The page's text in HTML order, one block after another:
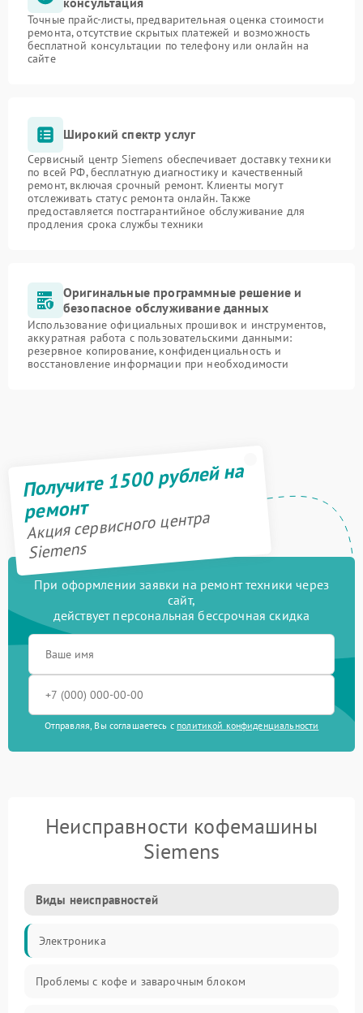
Точные прайс-листы, предварительная оценка стоимости
ремонта, отсутствие скрытых платежей и возможность
бесплатной консультации по телефону или онлайн на
сайте
Широкий спектр услуг
Сервисный центр Siemens обеспечивает доставку техники
по всей РФ, бесплатную диагностику и качественный
ремонт, включая срочный ремонт. Клиенты могут
отслеживать статус ремонта онлайн. Также
предоставляется постгарантийное обслуживание для
продления срока службы техники
Оригинальные программные решение и
безопасное обслуживание данных
Использование официальных прошивок и инструментов,
аккуратная работа с пользовательскими данными:
резервное копирование, конфиденциальность и
восстановление информации при необходимости
Получите 1500 рублей на
ремонт
Акция сервисного центра
Siemens
При оформлении заявки на ремонт техники через
сайт,
действует персональная бессрочная скидка
Отправляя, Вы соглашаетесь с политикой конфиденциальности
Неисправности кофемашины
Siemens
Виды неисправностей
Электроника
Проблемы с кофе и заварочным блоком